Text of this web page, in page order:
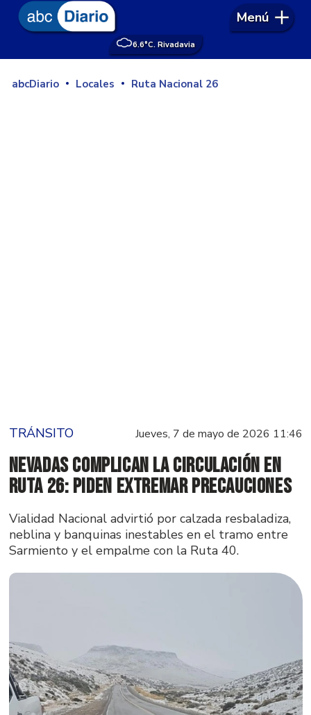
6.6°C. Rivadavia
Menú
abcDiario Locales Ruta Nacional 26
TRÁNSITO Jueves, 7 de mayo de 2026 11:46
Nevadas complican la circulación en
Ruta 26: piden extremar precauciones
Vialidad Nacional advirtió por calzada resbaladiza,
neblina y banquinas inestables en el tramo entre
Sarmiento y el empalme con la Ruta 40.